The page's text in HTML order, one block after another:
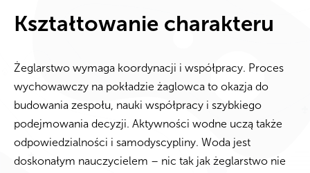
Kształtowanie charakteru
Żeglarstwo wymaga koordynacji i współpracy. Proces
wychowawczy na pokładzie żaglowca to okazja do
budowania zespołu, nauki współpracy i szybkiego
podejmowania decyzji. Aktywności wodne uczą także
odpowiedzialności i samodyscypliny. Woda jest
doskonałym nauczycielem – nic tak jak żeglarstwo nie